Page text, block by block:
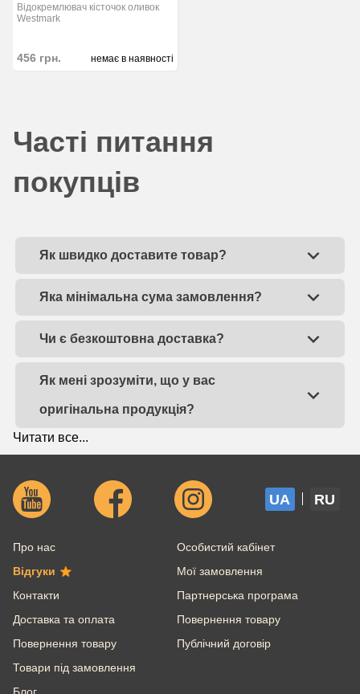
Відокремлювач кісточок оливок
Westmark
456 грн. немає в наявності
Часті питання
покупців
Як швидко доставите товар?
Яка мінімальна сума замовлення?
Чи є безкоштовна доставка?
Як мені зрозуміти, що у вас
оригінальна продукція?
Читати все...
UA RU
Про нас
Відгуки
Контакти
Доставка та оплата
Повернення товару
Товари під замовлення
Блог
Особистий кабінет
Мої замовлення
Партнерська програма
Повернення товару
Публічний договір